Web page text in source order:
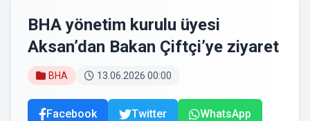
BHA yönetim kurulu üyesi
Aksan’dan Bakan Çiftçi’ye ziyaret
BHA 13.06.2026 00:00
Facebook Twitter WhatsApp